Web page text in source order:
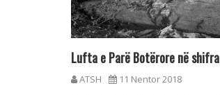
Lufta e Parë Botërore në shifra
ATSH 11 Nentor 2018